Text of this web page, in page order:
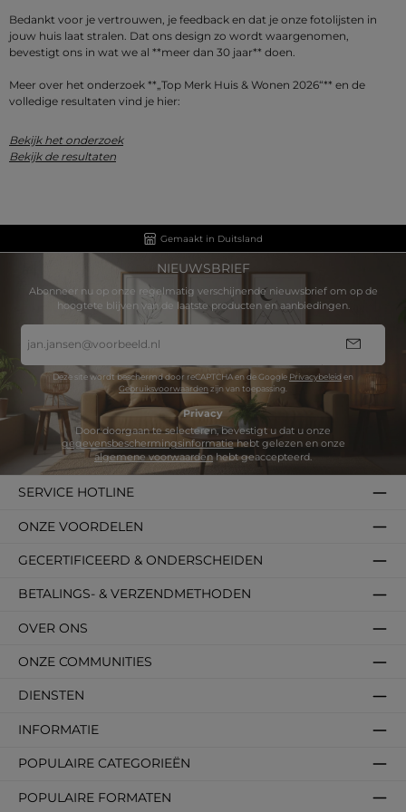
Bedankt voor je vertrouwen, je feedback en dat je onze fotolijsten in
jouw huis laat stralen. Dat ons design zo wordt waargenomen,
bevestigt ons in wat we al **meer dan 30 jaar** doen.
Meer over het onderzoek **„Top Merk Huis & Wonen 2026“** en de
volledige resultaten vind je hier:
Bekijk het onderzoek
Bekijk de resultaten
Gemaakt in Duitsland
NIEUWSBRIEF
Abonneer nu op onze regelmatig verschijnende nieuwsbrief om op de
hoogtete blijven van de laatste producten en aanbiedingen.
mailadres
*
Deze site wordt beschermd door reCAPTCHA en de Google Privacybeleid en
Gebruiksvoorwaarden zijn van toepassing.
Privacy
gegevensbeschermingsinformatie
algemene voorwaardenhebt geaccepteerd.
SERVICE HOTLINE
DIENSTEN
INFORMATIE
POPULAIRE CATEGORIEËN
POPULAIRE FORMATEN
BETALINGS- & VERZENDMETHODEN
OVER ONS
GECERTIFICEERD & ONDERSCHEIDEN
ONZE VOORDELEN
ONZE COMMUNITIES